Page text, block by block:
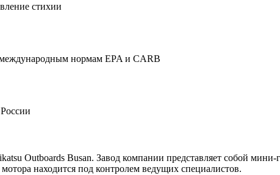
стихии
нормам EPA и CARB
Outboards Busan. Завод компании представляет собой
находится под контролем ведущих специалистов.